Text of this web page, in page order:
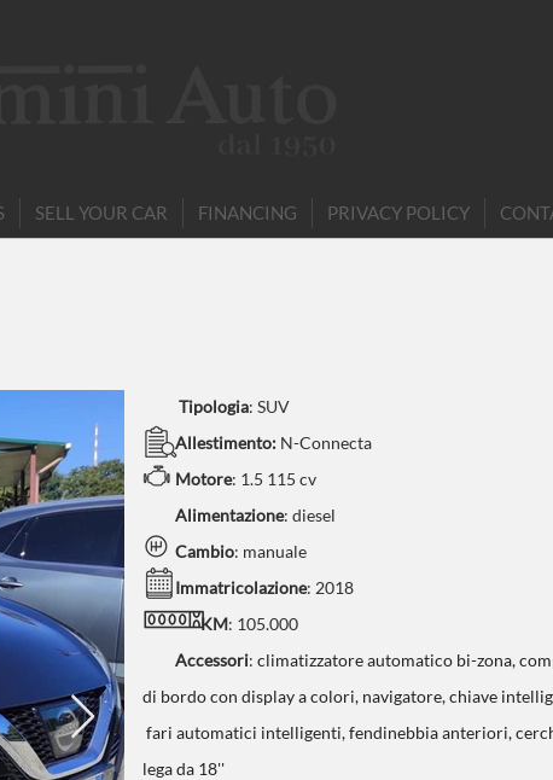
SELL YOUR CAR FINANCING PRIVACY POLICY
Tipologia: SUV
Allestimento: N-Connecta
Motore: 1.5 115 cv
Alimentazione: diesel
Cambio: manuale
Immatricolazione: 2018
KM: 105.000
Accessori: climatizzatore automatico bi-zona,
di bordo con display a colori, navigatore, chiave
fari automatici intelligenti, fendinebbia anteriori,
lega da 18''